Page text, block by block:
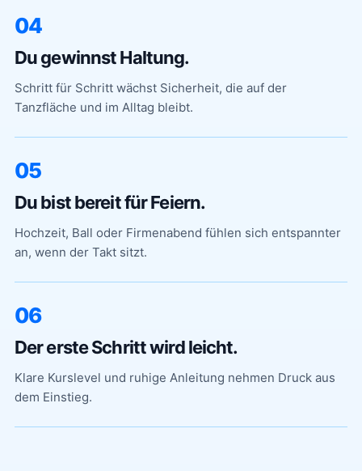
04
Du gewinnst Haltung.
Schritt für Schritt wächst Sicherheit, die auf der
Tanzfläche und im Alltag bleibt.
05
Du bist bereit für Feiern.
Hochzeit, Ball oder Firmenabend fühlen sich entspannter
an, wenn der Takt sitzt.
06
Der erste Schritt wird leicht.
Klare Kurslevel und ruhige Anleitung nehmen Druck aus
dem Einstieg.